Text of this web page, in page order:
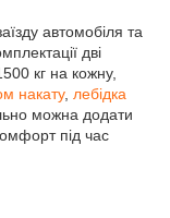
автомобіля та
дві
кг на кожну,
накату, лебідка
можна додати
під час